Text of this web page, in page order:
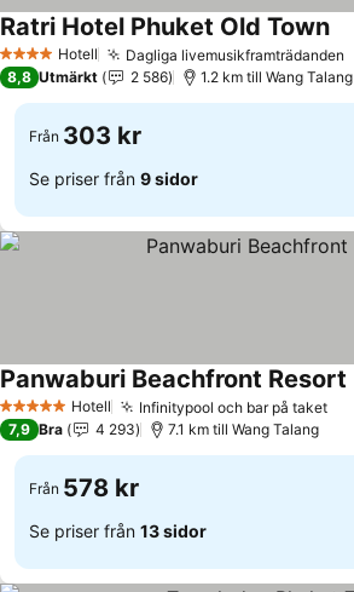
4 StjärnorHotell Dagliga livemusikframträdanden
Ratri Hotel Phuket Old Town
8,8 Utmärkt 2 586 1.2 km till Wang Talang
Från 303 kr
Se priser från 9 sidor
5 Stjärnor Hotell Infinitypool och bar på taket
Panwaburi Beachfront Resort
7,9 Bra 4 293 7.1 km till Wang Talang
Från 578 kr
Se priser från 13 sidor